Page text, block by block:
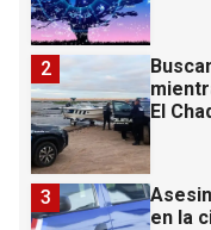
El
2
en la
3